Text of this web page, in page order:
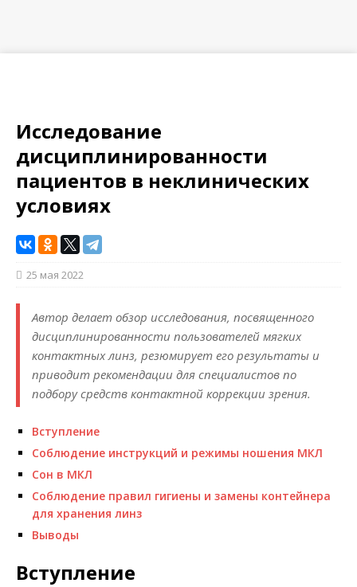
Исследование
дисциплинированности
пациентов в неклинических
условиях
25 мая 2022
Автор делает обзор исследования, посвященного
дисциплинированности пользователей мягких
контактных линз, резюмирует его результаты и
приводит рекомендации для специалистов по
подбору средств контактной коррекции зрения.
Вступление
Соблюдение инструкций и режимы ношения МКЛ
Сон в МКЛ
Соблюдение правил гигиены и замены контейнера
для хранения линз
Выводы
Вступление